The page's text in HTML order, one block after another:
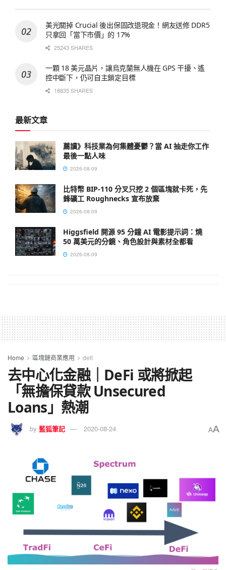
美光關掉 Crucial 後出保固改退現金！網友送修 DDR5
只拿回「當下市價」的 17%
25243 SHARES
一顆 18 美元晶片，讓烏克蘭無人機在 GPS 干擾、遙
控中斷下，仍可自主鎖定目標
18835 SHARES
最新文章
薦讀》科技業為何集體憂鬱？當 AI 抽走你工作
最後一點人味
2026-08-09
比特幣 BIP-110 分叉只挖 2 個區塊就卡死，先
鋒礦工 Roughnecks 宣布放棄
2026-08-09
Higgsfield 開源 95 分鐘 AI 電影提示詞：燒
50 萬美元的分鏡、角色設計與素材全都看
2026-08-09
Home 區塊鏈商業應用 defi
去中心化金融｜DeFi 或將掀起
「無擔保貸款 Unsecured
Loans」熱潮
by 藍狐筆記 2020-08-24 AA